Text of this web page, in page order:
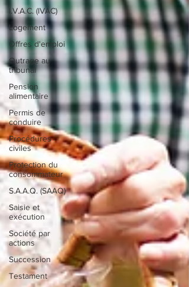
I.V.A.C. (IVAC)
Logement
Offres d'emploi
Outrage au
tribunal
Pension
alimentaire
Permis de
conduire
Procédures
civiles
Protection du
consommateur
S.A.A.Q. (SAAQ)
Saisie et
exécution
Société par
actions
Succession
Testament